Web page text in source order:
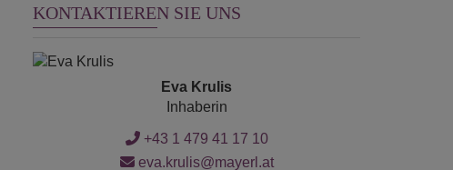
KONTAKTIEREN SIE UNS
Eva Krulis
Inhaberin
+43 1 479 41 17 10
eva.krulis@mayerl.at